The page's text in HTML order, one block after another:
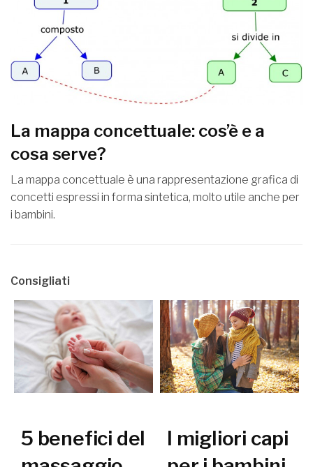
La mappa concettuale: cos’è e a
cosa serve?
La mappa concettuale è una rappresentazione grafica di
concetti espressi in forma sintetica, molto utile anche per
i bambini.
Consigliati
5 benefici del
I migliori capi